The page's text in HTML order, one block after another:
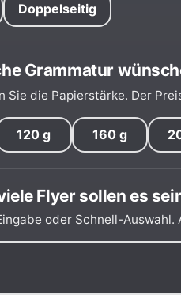
Doppelseitig
Grammatur
Sie die Papierstärke. Der
120 g 160 g
Flyer sollen es
oder Schnell-Auswahl.